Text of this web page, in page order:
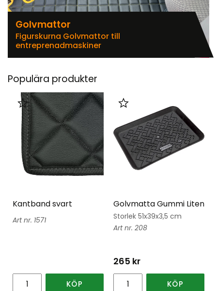
Golvmattor
Figurskurna Golvmattor till
entreprenadmaskiner
Populära produkter
Kantband svart
1571
Lägg till i favoriter
KÖP
Golvmatta Gummi Liten
Storlek 51x39x3,5 cm
208
265 kr
Lägg till i favoriter
KÖP